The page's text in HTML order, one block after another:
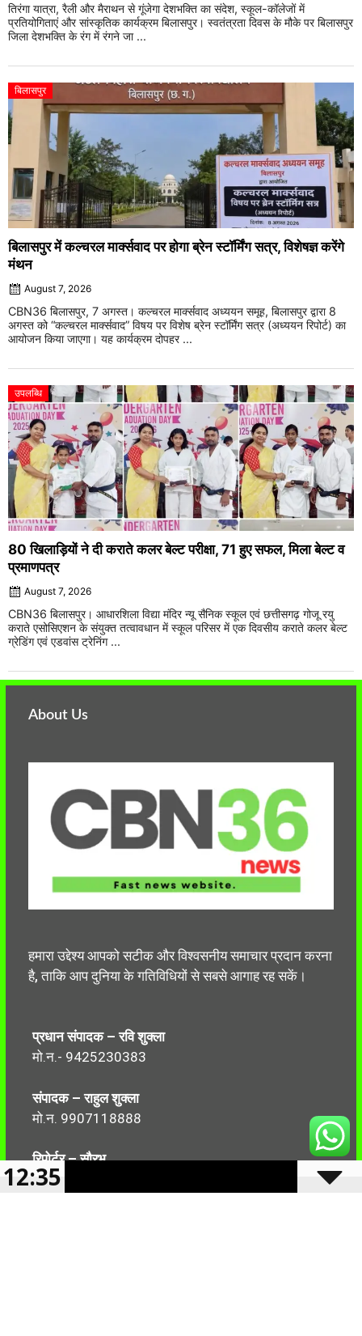
तिरंगा यात्रा, रैली और मैराथन से गूंजेगा देशभक्ति का संदेश, स्कूल-कॉलेजों में
प्रतियोगिताएं और सांस्कृतिक कार्यक्रम बिलासपुर। स्वतंत्रता दिवस के मौके पर बिलासपुर
जिला देशभक्ति के रंग में रंगने जा ...
बिलासपुर
बिलासपुर में कल्चरल मार्क्सवाद पर होगा ब्रेन स्टॉर्मिंग सत्र, विशेषज्ञ करेंगे
मंथन
August 7, 2026
CBN36 बिलासपुर, 7 अगस्त। कल्चरल मार्क्सवाद अध्ययन समूह, बिलासपुर द्वारा 8
अगस्त को “कल्चरल मार्क्सवाद” विषय पर विशेष ब्रेन स्टॉर्मिंग सत्र (अध्ययन रिपोर्ट) का
आयोजन किया जाएगा। यह कार्यक्रम दोपहर ...
उपलब्धि
80 खिलाड़ियों ने दी कराते कलर बेल्ट परीक्षा, 71 हुए सफल, मिला बेल्ट व
प्रमाणपत्र
August 7, 2026
CBN36 बिलासपुर। आधारशिला विद्या मंदिर न्यू सैनिक स्कूल एवं छत्तीसगढ़ गोजू रयु
कराते एसोसिएशन के संयुक्त तत्वावधान में स्कूल परिसर में एक दिवसीय कराते कलर बेल्ट
ग्रेडिंग एवं एडवांस ट्रेनिंग ...
About Us
हमारा उद्देश्य आपको सटीक और विश्वसनीय समाचार प्रदान करना
है, ताकि आप दुनिया के गतिविधियों से सबसे आगाह रह सकें।
प्रधान संपादक – रवि शुक्ला
मो.न.- 9425230383
संपादक – राहुल शुक्ला
मो.न. 9907118888
रिपोर्टर – सौरभ
मो.न.-7499999906
12:35